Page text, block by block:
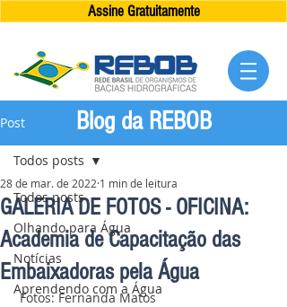
Assine Gratuitamente
Post
Todos posts
Olhando para Água
Notícias
Aprendendo com a Água
Todos posts
GALERIA DE FOTOS - OFICINA:
Academia de Capacitação das
Embaixadoras pela Água
28 de mar. de 2022 1 min de leitura
Fotos: Fernanda Matos
Blog da REBOB